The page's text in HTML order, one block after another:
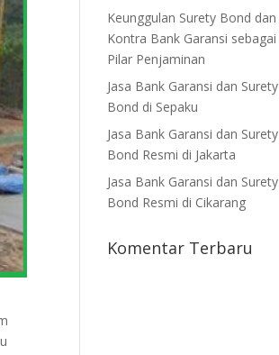
Keunggulan Surety Bond dan
Kontra Bank Garansi sebagai
Pilar Penjaminan
Jasa Bank Garansi dan Surety
Bond di Sepaku
Jasa Bank Garansi dan Surety
Bond Resmi di Jakarta
Jasa Bank Garansi dan Surety
Bond Resmi di Cikarang
Komentar Terbaru